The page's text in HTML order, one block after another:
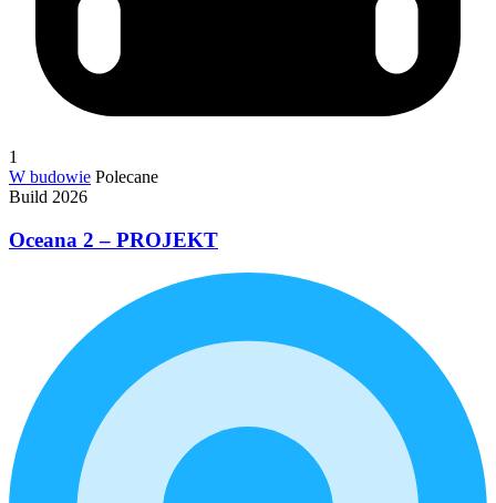
1
W budowie Polecane
Build 2026
Oceana 2 – PROJEKT